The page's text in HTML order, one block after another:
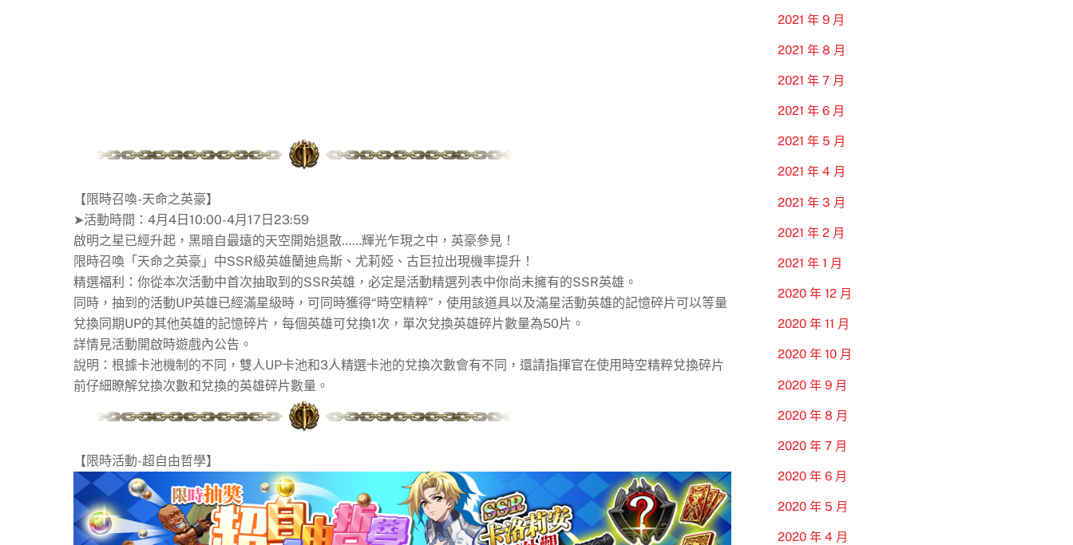
【限時召喚-天命之英豪】
➤活動時間：4月4日10:00-4月17日23:59
啟明之星已經升起，黑暗自最遠的天空開始退散……輝光乍現之中，英豪參見！
限時召喚「天命之英豪」中SSR級英雄蘭迪烏斯、尤莉婭、古巨拉出現機率提升！
精選福利：你從本次活動中首次抽取到的SSR英雄，必定是活動精選列表中你尚未擁有的SSR英雄。
同時，抽到的活動UP英雄已經滿星級時，可同時獲得“時空精粹”，使用該道具以及滿星活動英雄的記憶碎片可以等量
兌換同期UP的其他英雄的記憶碎片，每個英雄可兌換1次，單次兌換英雄碎片數量為50片。
詳情見活動開啟時遊戲內公告。
說明：根據卡池機制的不同，雙人UP卡池和3人精選卡池的兌換次數會有不同，還請指揮官在使用時空精粹兌換碎片
前仔細瞭解兌換次數和兌換的英雄碎片數量。
【限時活動-超自由哲學】
2021 年 9 月
2021 年 8 月
2021 年 7 月
2021 年 6 月
2021 年 5 月
2021 年 4 月
2021 年 3 月
2021 年 2 月
2021 年 1 月
2020 年 12 月
2020 年 11 月
2020 年 10 月
2020 年 9 月
2020 年 8 月
2020 年 7 月
2020 年 6 月
2020 年 5 月
2020 年 4 月